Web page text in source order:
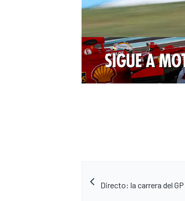
Directo: la carrera del